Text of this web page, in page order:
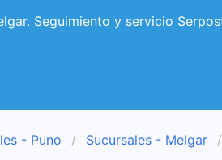
Seguimiento y servicio
- Puno Sucursales - Melgar